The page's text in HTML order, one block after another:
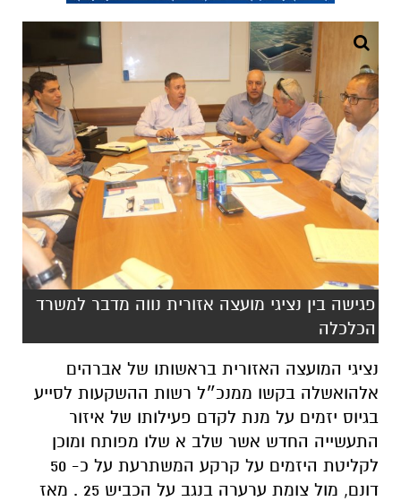
פגישה בין נציגי מועצה אזורית נווה מדבר למשרד
הכלכלה
נציגי המועצה האזורית בראשותו של אברהים
אלהואשלה בקשו ממנכ״ל רשות ההשקעות לסייע
בגיוס יזמים על מנת לקדם פעילותו של איזור
התעשייה החדש אשר שלב א שלו מפותח ומוכן
לקליטת היזמים על קרקע המשתרעת על כ- 50
דונם, מול צומת ערערה בנגב על הכביש 25 . מאז